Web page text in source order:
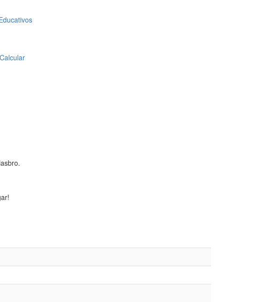
Calcular